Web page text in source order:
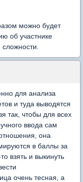
можно будет
об участнике
для анализа
и туда выводятся
так, чтобы для всех
ввода сам
она
в баллы за
взять и выкинуть
очень тесная, а